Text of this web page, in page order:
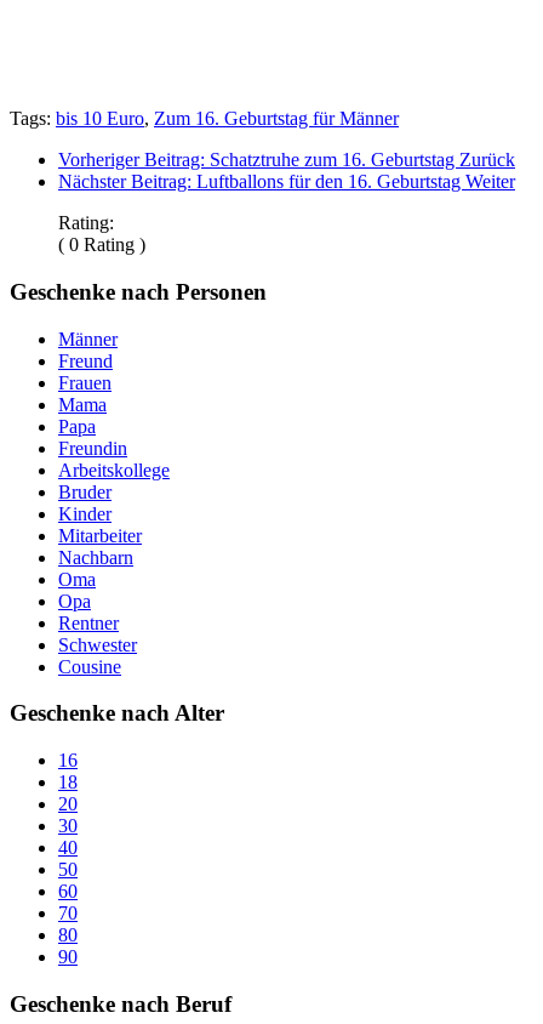
Tags: bis 10 Euro, Zum 16. Geburtstag für Männer
Vorheriger Beitrag: Schatztruhe zum 16. Geburtstag Zurück
Nächster Beitrag: Luftballons für den 16. Geburtstag Weiter
Rating:
( 0 Rating )
Geschenke nach Personen
Männer
Freund
Frauen
Mama
Papa
Freundin
Arbeitskollege
Bruder
Kinder
Mitarbeiter
Nachbarn
Oma
Opa
Rentner
Schwester
Cousine
Geschenke nach Alter
16
18
20
30
40
50
60
70
80
90
Geschenke nach Beruf